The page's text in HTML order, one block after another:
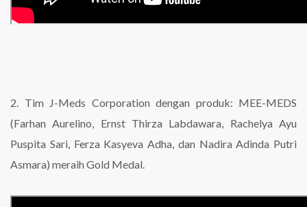
2. Tim J-Meds Corporation dengan produk: MEE-MEDS
(Farhan Aurelino, Ernst Thirza Labdawara, Rachelya Ayu
Puspita Sari, Ferza Kasyeva Adha, dan Nadira Adinda Putri
Asmara) meraih Gold Medal.